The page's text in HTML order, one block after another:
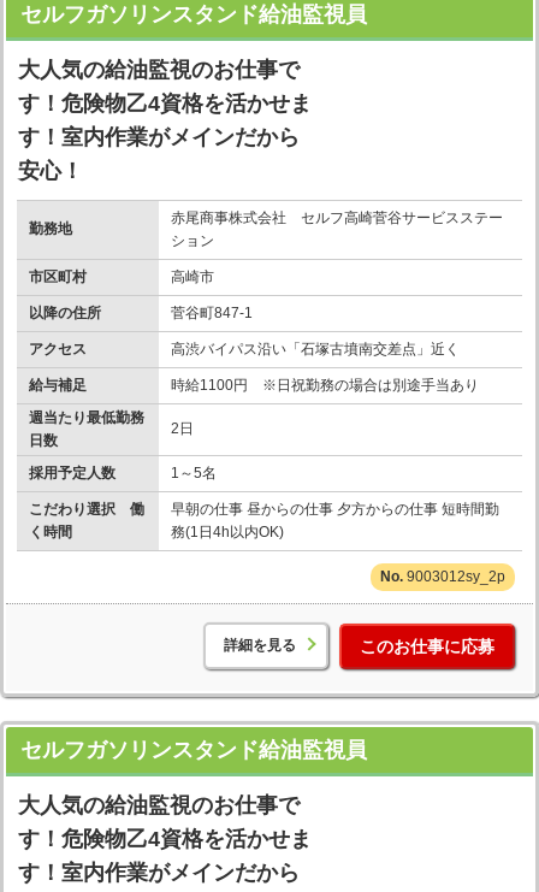
セルフガソリンスタンド給油監視員
大人気の給油監視のお仕事で
す！危険物乙4資格を活かせま
す！室内作業がメインだから
安心！
勤務地
赤尾商事株式会社 セルフ高崎菅谷サービスステー
ション
市区町村 高崎市
以降の住所 菅谷町847-1
アクセス 高渋バイパス沿い「石塚古墳南交差点」近く
給与補足
時給1100円 ※日祝勤務の場合は別途手当あり
週当たり最低勤務
日数
2日
採用予定人数 1～5名
こだわり選択 働
く時間
早朝の仕事 昼からの仕事 夕方からの仕事 短時間勤
務(1日4h以内OK)
9003012sy_2p
詳細を見る このお仕事に応募
セルフガソリンスタンド給油監視員
大人気の給油監視のお仕事で
す！危険物乙4資格を活かせま
す！室内作業がメインだから